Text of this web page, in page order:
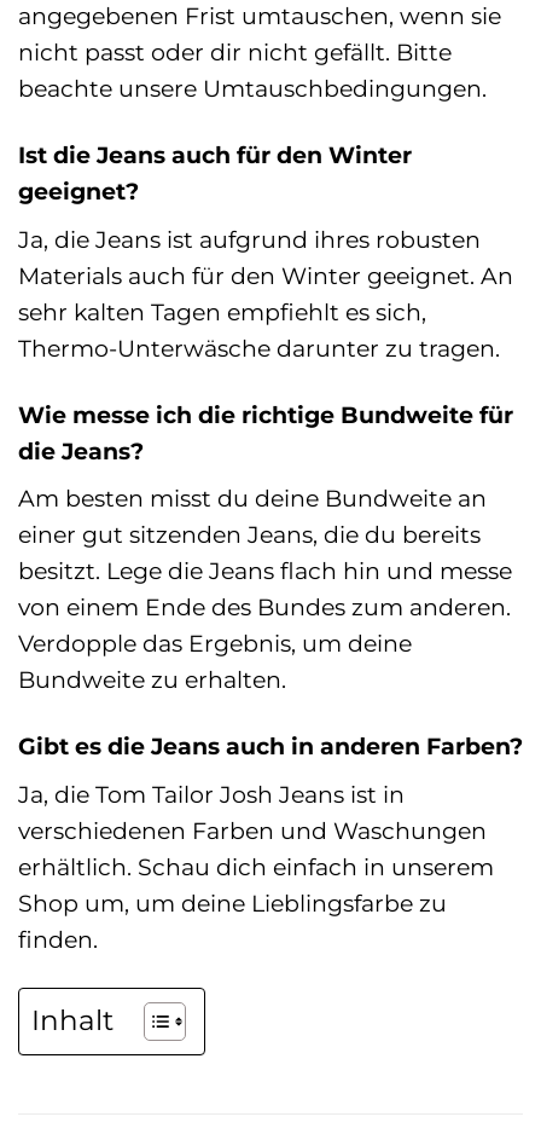
angegebenen Frist umtauschen, wenn sie
nicht passt oder dir nicht gefällt. Bitte
beachte unsere Umtauschbedingungen.
Ist die Jeans auch für den Winter
geeignet?
Ja, die Jeans ist aufgrund ihres robusten
Materials auch für den Winter geeignet. An
sehr kalten Tagen empfiehlt es sich,
Thermo-Unterwäsche darunter zu tragen.
Wie messe ich die richtige Bundweite für
die Jeans?
Am besten misst du deine Bundweite an
einer gut sitzenden Jeans, die du bereits
besitzt. Lege die Jeans flach hin und messe
von einem Ende des Bundes zum anderen.
Verdopple das Ergebnis, um deine
Bundweite zu erhalten.
Gibt es die Jeans auch in anderen Farben?
Ja, die Tom Tailor Josh Jeans ist in
verschiedenen Farben und Waschungen
erhältlich. Schau dich einfach in unserem
Shop um, um deine Lieblingsfarbe zu
finden.
Inhalt